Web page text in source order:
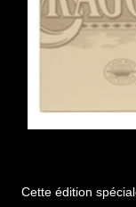
Cette édition